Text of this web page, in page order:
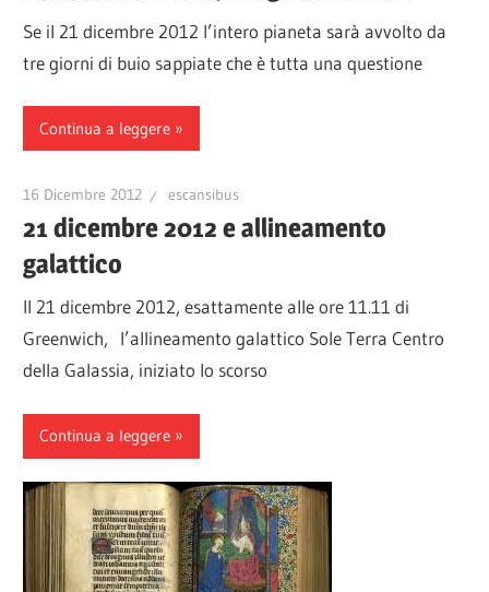
Se il 21 dicembre 2012 l’intero pianeta sarà avvolto da
tre giorni di buio sappiate che è tutta una questione
Continua a leggere
16 Dicembre 2012 escansibus
21 dicembre 2012 e allineamento
galattico
Il 21 dicembre 2012, esattamente alle ore 11.11 di
Greenwich, l’allineamento galattico Sole Terra Centro
della Galassia, iniziato lo scorso
Continua a leggere